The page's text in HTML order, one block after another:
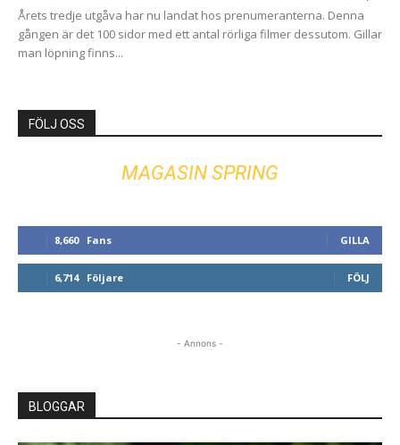
Årets tredje utgåva har nu landat hos prenumeranterna. Denna
gången är det 100 sidor med ett antal rörliga filmer dessutom. Gillar
man löpning finns...
FÖLJ OSS
MAGASIN SPRING
8,660 Fans GILLA
6,714 Följare FÖLJ
- Annons -
BLOGGAR